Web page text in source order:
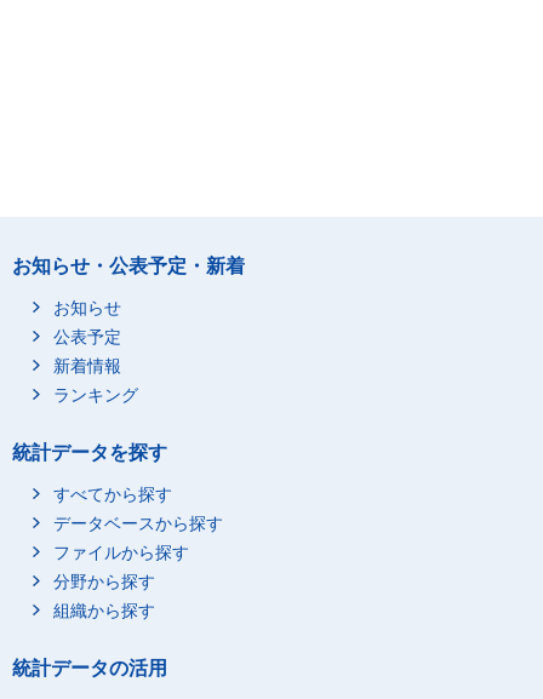
お知らせ・公表予定・新着
お知らせ
公表予定
新着情報
ランキング
統計データを探す
すべてから探す
データベースから探す
ファイルから探す
分野から探す
組織から探す
統計データの活用